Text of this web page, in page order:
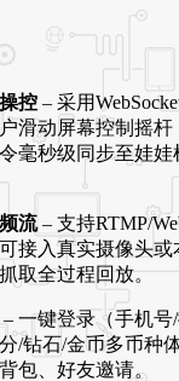
控 – 采用
滑动屏幕控制摇杆
毫秒级同步至娃娃
流– 支持RTMP/
接入真实摄像头或
取全过程回放。
– 一键登录（手机号
/钻石/金币多币种
包、好友邀请。